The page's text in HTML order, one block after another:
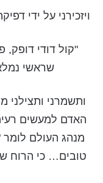
ויזכירני על ידי
"קול דודי דופק,
שראשי
ותשמרני
האדם למעשים
מנהג העולם
טובים… כי הרוח